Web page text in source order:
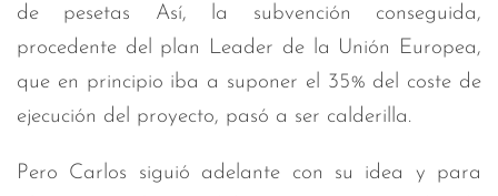
de pesetas Así, la subvención conseguida,
procedente del plan Leader de la Unión Europea,
que en principio iba a suponer el 35% del coste de
ejecución del proyecto, pasó a ser calderilla.
Pero Carlos siguió adelante con su idea y para